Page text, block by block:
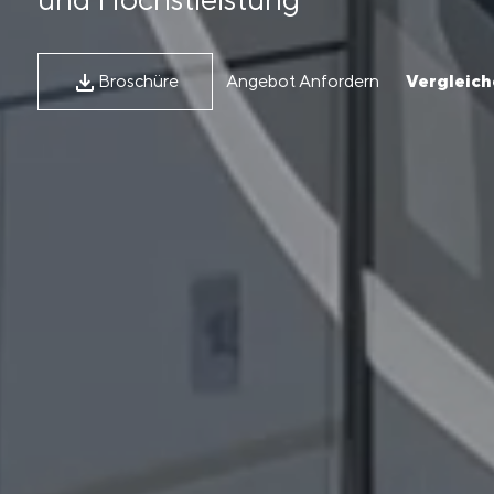
Broschüre Angebot Anfordern